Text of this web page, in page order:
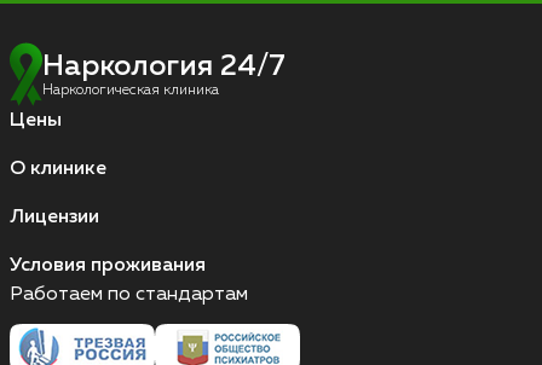
Наркология 24/7
Наркологическая клиника
Цены
О клинике
Лицензии
Условия проживания
Работаем по стандартам